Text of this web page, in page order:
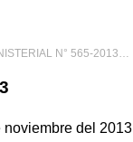
N° 565-2013-MTC/03
noviembre del 2013